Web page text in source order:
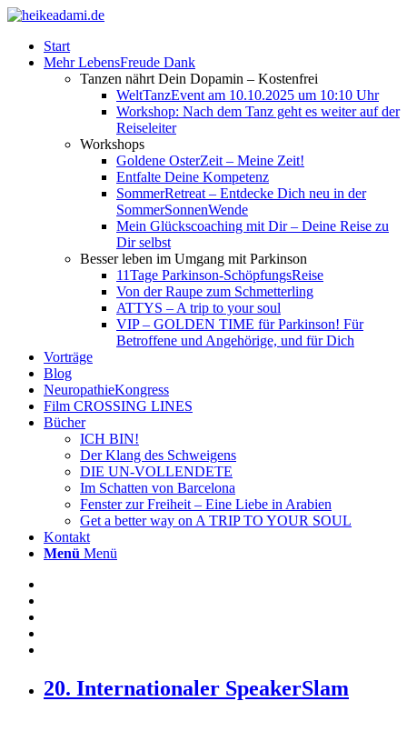
Start
Mehr LebensFreude Dank
Tanzen nährt Dein Dopamin – Kostenfrei
WeltTanzEvent am 10.10.2025 um 10:10 Uhr
Workshop: Nach dem Tanz geht es weiter auf der
Reiseleiter
Workshops
Goldene OsterZeit – Meine Zeit!
Entfalte Deine Kompetenz
SommerRetreat – Entdecke Dich neu in der
SommerSonnenWende
Mein Glückscoaching mit Dir – Deine Reise zu
Dir selbst
Besser leben im Umgang mit Parkinson
11Tage Parkinson-SchöpfungsReise
Von der Raupe zum Schmetterling
ATTYS – A trip to your soul
VIP – GOLDEN TIME für Parkinson! Für
Betroffene und Angehörige, und für Dich
Vorträge
Blog
NeuropathieKongress
Film CROSSING LINES
Bücher
ICH BIN!
Der Klang des Schweigens
DIE UN-VOLLENDETE
Im Schatten von Barcelona
Fenster zur Freiheit – Eine Liebe in Arabien
Get a better way on A TRIP TO YOUR SOUL
Kontakt
Menü Menü
20. Internationaler SpeakerSlam